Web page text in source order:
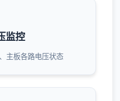
监控
主板各路电压状态